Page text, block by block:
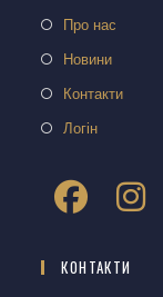
Про нас
Новини
Контакти
Логін
КОНТАКТИ